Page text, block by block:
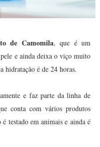
de Camomila, que é um
e ainda deixa o viço muito
hidratação é de 24 horas.
e faz parte da linha de
conta com vários produtos
testado em animais e ainda é